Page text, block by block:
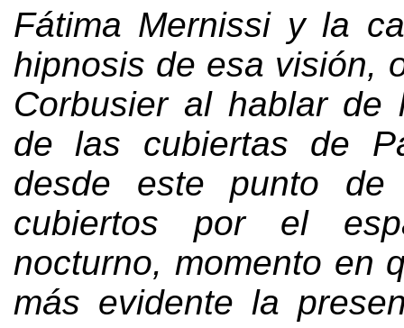
Fátima Mernissi y la
hipnosis de esa visión,
Corbusier al hablar de
de las cubiertas de
desde este punto de
cubiertos por el
nocturno, momento en
más evidente la